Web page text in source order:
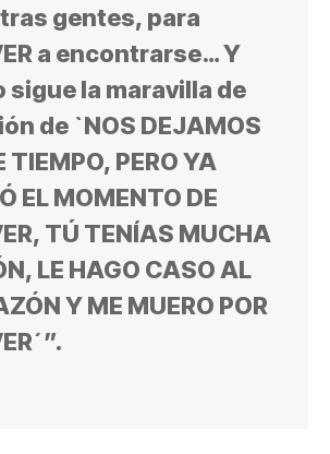
gentes, para
a encontrarse… Y
sigue la maravilla de
de `NOS DEJAMOS
TIEMPO, PERO YA
EL MOMENTO DE
TÚ TENÍAS MUCHA
LE HAGO CASO AL
Y ME MUERO POR